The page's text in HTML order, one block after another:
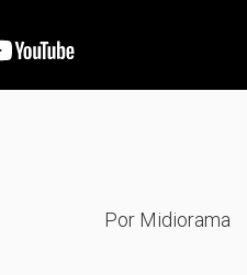
Por Midiorama